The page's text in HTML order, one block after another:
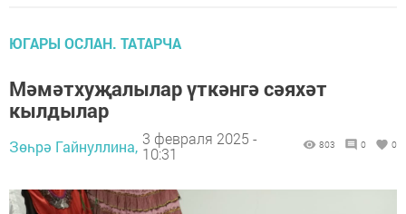
ЮГАРЫ ОСЛАН. ТАТАРЧА
Мәмәтхуҗалылар үткәнгә сәяхәт
кылдылар
Зөһрә Гайнуллина, 3 февраля 2025 -
10:31
803 0 0